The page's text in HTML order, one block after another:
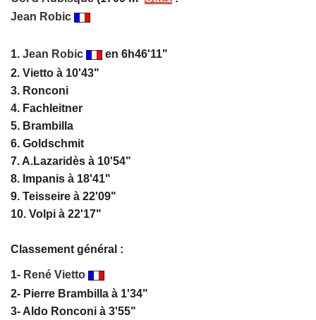
Jean Robic
1. Jean Robic
en 6h46'11"
2. Vietto à 10'43"
3. Ronconi
4. Fachleitner
5. Brambilla
6. Goldschmit
7. A.Lazaridès à 10'54"
8. Impanis à 18'41"
9. Teisseire à 22'09"
10. Volpi à 22'17"
Classement général :
1- René Vietto
2- Pierre Brambilla à 1'34"
3- Aldo Ronconi à 3'55"